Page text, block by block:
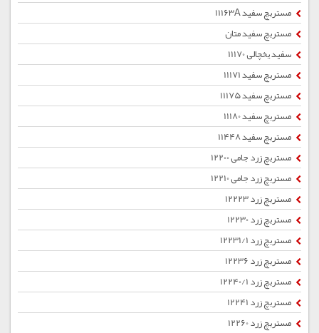
مستربچ سفید 11163A
مستربچ سفید متان
سفید یخچالی 11170
مستربچ سفید 11171
مستربچ سفید 11175
مستربچ سفید 11180
مستربچ سفید 11448
مستربچ زرد جامی 12200
مستربچ زرد جامی 12210
مستربچ زرد 12223
مستربچ زرد 12230
مستربچ زرد 12231/1
مستربچ زرد 12236
مستربچ زرد 12240/1
مستربچ زرد 12241
مستربچ زرد 12260